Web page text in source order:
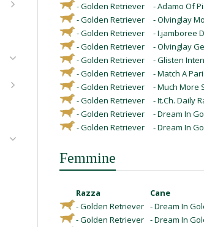
- Golden Retriever
- Adamo Of
- Golden Retriever
- Olvinglay
- Golden Retriever
- I.jamboree
- Golden Retriever
- Olvinglay
- Golden Retriever
- Glisten
- Golden Retriever
- Match A
- Golden Retriever
- Much More
- Golden Retriever
- It.Ch. Daily
- Golden Retriever
- Dream In
- Golden Retriever
- Dream In
Femmine
Razza Cane
- Golden Retriever - Dream In
- Golden Retriever - Dream In